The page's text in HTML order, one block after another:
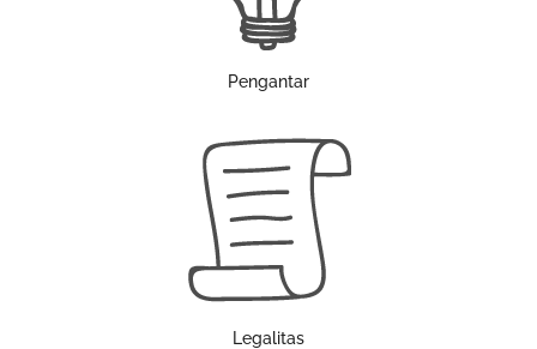
Pengantar
Legalitas